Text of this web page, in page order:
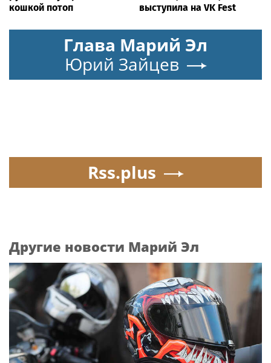
кошкой потоп
выступила на VK Fest
Глава Марий Эл
Юрий Зайцев
Rss.plus
Другие новости Марий Эл